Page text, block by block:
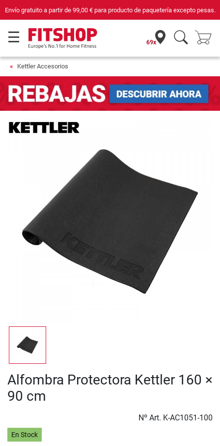
Envío gratuito a partir de 99,00 €para producto de paquetería excepto pesas.
69x
Kettler Accesorios
Alfombra Protectora Kettler 160 ×
90 cm
Nº Art. K-AC1051-100
En Stock